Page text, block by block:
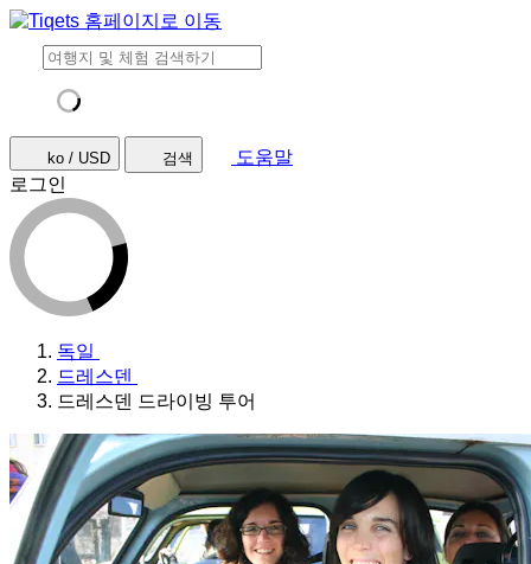
ko / USD 검색
도움말
로그인
독일
드레스덴
드레스덴 드라이빙 투어